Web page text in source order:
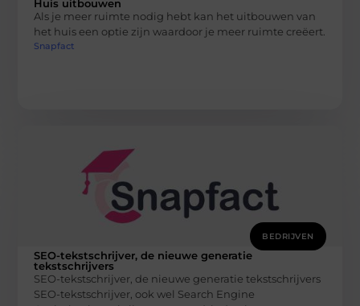
Huis uitbouwen
Als je meer ruimte nodig hebt kan het uitbouwen van
het huis een optie zijn waardoor je meer ruimte creëert.
Snapfact
BEDRIJVEN
SEO-tekstschrijver, de nieuwe generatie
tekstschrijvers
SEO-tekstschrijver, de nieuwe generatie tekstschrijvers
SEO-tekstschrijver, ook wel Search Engine